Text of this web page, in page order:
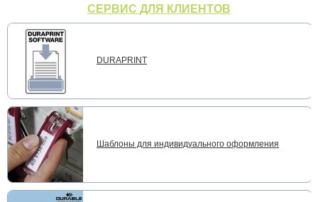
СЕРВИС ДЛЯ КЛИЕНТОВ
DURAPRINT
Шаблоны для индивидуального оформления